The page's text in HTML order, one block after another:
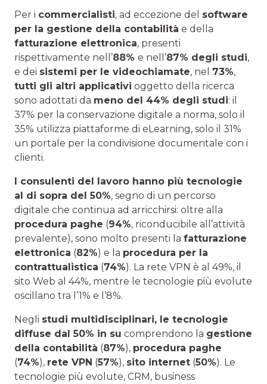
Per i commercialisti, ad eccezione del software
per la gestione della contabilità e della
fatturazione elettronica, presenti
rispettivamente nell’88% e nell’87% degli studi,
e dei sistemi per le videochiamate, nel 73%,
tutti gli altri applicativi oggetto della ricerca
sono adottati da meno del 44% degli studi: il
37% per la conservazione digitale a norma, solo il
35% utilizza piattaforme di eLearning, solo il 31%
un portale per la condivisione documentale con i
clienti.
I consulenti del lavoro hanno più tecnologie
al di sopra del 50%, segno di un percorso
digitale che continua ad arricchirsi: oltre alla
procedura paghe (94%, riconducibile all’attività
prevalente), sono molto presenti la fatturazione
elettronica (82%) e la procedura per la
contrattualistica (74%). La rete VPN è al 49%, il
sito Web al 44%, mentre le tecnologie più evolute
oscillano tra l’1% e l’8%.
Negli studi multidisciplinari, le tecnologie
diffuse dal 50% in su comprendono la gestione
della contabilità (87%), procedura paghe
(74%), rete VPN (57%), sito internet (50%). Le
tecnologie più evolute, CRM, business